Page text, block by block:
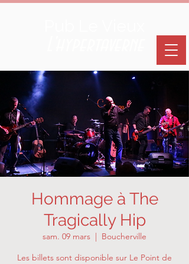
Hommage à The
Tragically Hip
sam. 09 mars
  |
Boucherville
Les billets sont disponible sur Le Point de